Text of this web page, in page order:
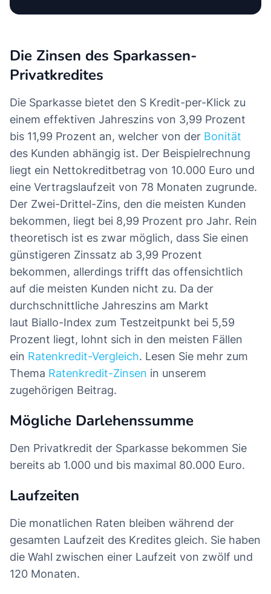
Die Zinsen des Sparkassen-
Privatkredites
Die Sparkasse bietet den S Kredit-per-Klick zu
einem effektiven Jahreszins von 3,99 Prozent
bis 11,99 Prozent an, welcher von der Bonität
des Kunden abhängig ist. Der Beispielrechnung
liegt ein Nettokreditbetrag von 10.000 Euro und
eine Vertragslaufzeit von 78 Monaten zugrunde.
Der Zwei-Drittel-Zins, den die meisten Kunden
bekommen, liegt bei 8,99 Prozent pro Jahr. Rein
theoretisch ist es zwar möglich, dass Sie einen
günstigeren Zinssatz ab 3,99 Prozent
bekommen, allerdings trifft das offensichtlich
auf die meisten Kunden nicht zu. Da der
durchschnittliche Jahreszins am Markt
laut Biallo-Index zum Testzeitpunkt bei 5,59
Prozent liegt, lohnt sich in den meisten Fällen
ein Ratenkredit-Vergleich. Lesen Sie mehr zum
Thema Ratenkredit-Zinsen in unserem
zugehörigen Beitrag.
Mögliche Darlehenssumme
Den Privatkredit der Sparkasse bekommen Sie
bereits ab 1.000 und bis maximal 80.000 Euro.
Laufzeiten
Die monatlichen Raten bleiben während der
gesamten Laufzeit des Kredites gleich. Sie haben
die Wahl zwischen einer Laufzeit von zwölf und
120 Monaten.